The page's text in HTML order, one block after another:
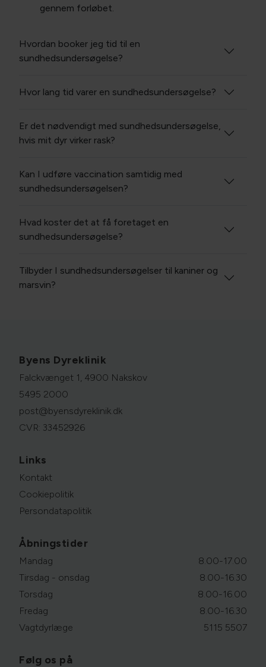
gennem forløbet.
Hvordan booker jeg tid til en
sundhedsundersøgelse?
Hvor lang tid varer en sundhedsundersøgelse?
Er det nødvendigt med sundhedsundersøgelse,
hvis mit dyr virker rask?
Kan I udføre vaccination samtidig med
sundhedsundersøgelsen?
Hvad koster det at få foretaget en
sundhedsundersøgelse?
Tilbyder I sundhedsundersøgelser til kaniner og
marsvin?
Byens Dyreklinik
Falckvænget 1, 4900 Nakskov
5495 2000
post@byensdyreklinik.dk
CVR: 33452926
Links
Kontakt
Cookiepolitik
Persondatapolitik
Åbningstider
Mandag
8.00-17.00
Tirsdag - onsdag
8.00-16.30
Torsdag
8.00-16.00
Fredag
8.00-16.30
Vagtdyrlæge
5115 5507
Følg os på